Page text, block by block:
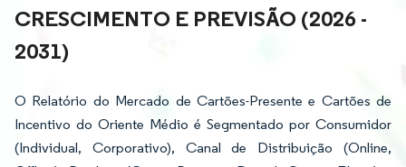
CRESCIMENTO E PREVISÃO (2026 -
2031)
O Relatório do Mercado de Cartões-Presente e Cartões de
Incentivo do Oriente Médio é Segmentado por Consumidor
(Individual, Corporativo), Canal de Distribuição (Online,